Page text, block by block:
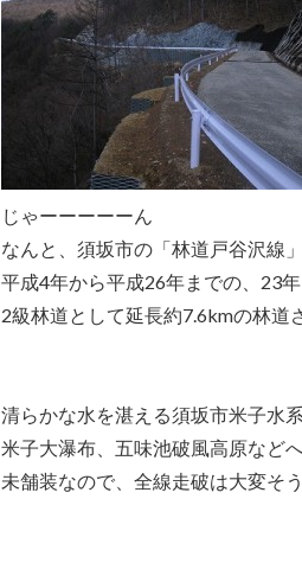
じゃーーーーーん
なんと、須坂市の「林道戸谷沢線
平成4年から平成26年までの、23
2級林道として延長約7.6kmの林道
清らかな水を湛える須坂市米子水
米子大瀑布、五味池破風高原など
未舗装なので、全線走破は大変そ